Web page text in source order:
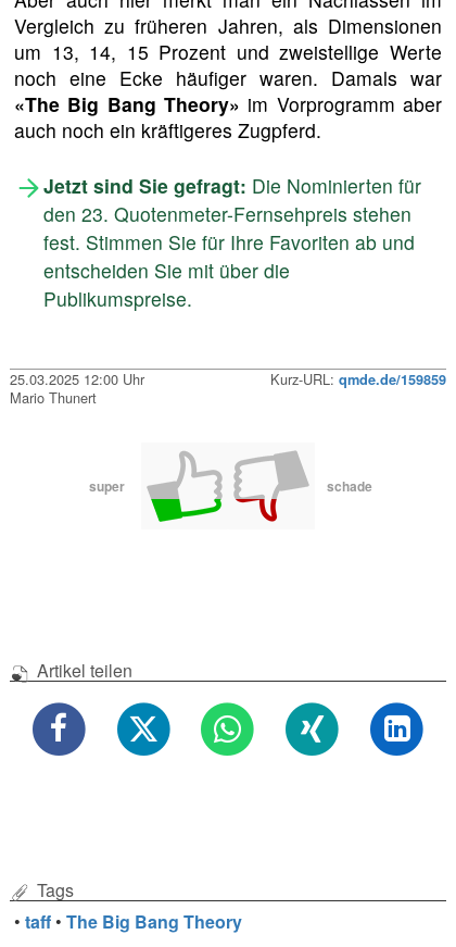
Vergleich zu früheren Jahren, als Dimensionen
um 13, 14, 15 Prozent und zweistellige Werte
noch eine Ecke häufiger waren. Damals war
«The Big Bang Theory» im Vorprogramm aber
auch noch ein kräftigeres Zugpferd.
Jetzt sind Sie gefragt: Die Nominierten für
den 23. Quotenmeter-Fernsehpreis stehen
fest. Stimmen Sie für Ihre Favoriten ab und
entscheiden Sie mit über die
Publikumspreise.
25.03.2025 12:00 Uhr Kurz-URL: qmde.de/159859
Mario Thunert
super schade
Artikel teilen
Tags
•taff •The Big Bang Theory